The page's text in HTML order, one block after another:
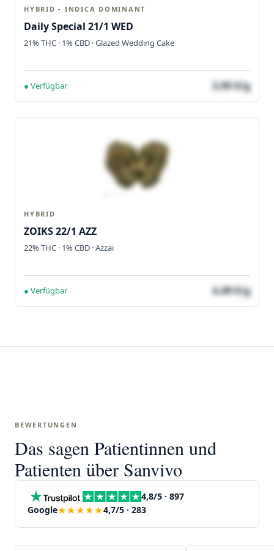
HYBRID - INDICA DOMINANT
Daily Special 21/1 WED
21% THC · 1% CBD · Glazed Wedding Cake
● Verfügbar 3,95 €/g
HYBRID
ZOIKS 22/1 AZZ
22% THC · 1% CBD · Azzai
● Verfügbar 4,49 €/g
BEWERTUNGEN
Das sagen Patientinnen und
Patienten über Sanvivo
4,8/5 · 897
Google★★★★★4,7/5 · 283